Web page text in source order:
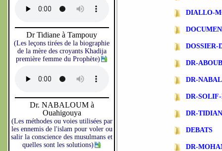
Dr Tidiane à Tampouy
(Les leçons tirées de la biographie
de la mère des croyants Khadija
première femme du Prophète)
Dr. NABALOUM à
Ouahigouya
(Les méthodes ou voies utilisées par
les ennemis de l'islam pour voler ou
salir la conscience des musulmans et
quelles sont les solutions)
DIALLO-
DOSSIER-
DR-
DR-
DR-
DR-
DEBATS
DR-